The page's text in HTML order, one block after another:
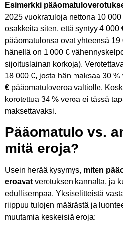
Esimerkki
2025 vuokratuloja nettona 10
osakkeita siten, että syntyy 4 000
pääomatulonsa ovat yhteensä 19
hänellä on 1 000 €
sijoituslainan korkoja).
18 000 €, josta hän maksaa 30 %
€ pääomatuloveroa valtiolle.
korotettua 34 % veroa ei tässä
maksettavaksi.
Pääomatulo vs.
mitä eroja?
Usein herää kysymys, miten
eroavat verotuksen kannalta, ja
edullisempaa. Yksiselitteistä
riippuu tulojen määrästä ja
muutamia keskeisiä eroja: